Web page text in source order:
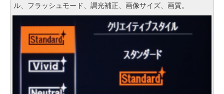
ル、フラッシュモード、調光補正、画像サイズ、画質。